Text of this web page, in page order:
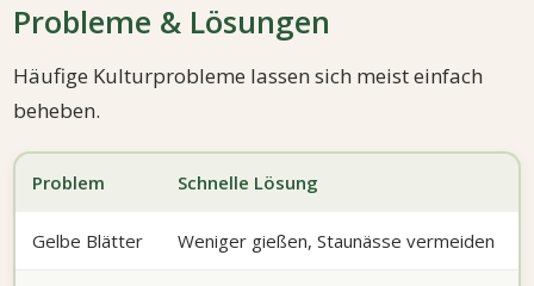
Probleme & Lösungen
Häufige Kulturprobleme lassen sich meist einfach
beheben.
Problem Schnelle Lösung
Gelbe Blätter Weniger gießen, Staunässe vermeiden